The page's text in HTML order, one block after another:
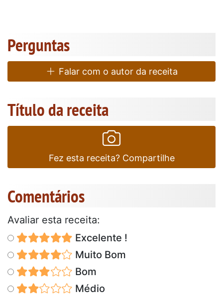
Perguntas
Falar com o autor da receita
Título da receita
Fez esta receita? Compartilhe
Comentários
Avaliar esta receita:
Excelente !
Muito Bom
Bom
Médio